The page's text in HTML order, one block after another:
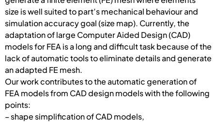
size is well suited to part’s mechanical behaviour and
simulation accuracy goal (size map). Currently, the
adaptation of large Computer Aided Design (CAD)
models for FEA is a long and difficult task because of the
lack of automatic tools to eliminate details and generate
an adapted FE mesh.
Our work contributes to the automatic generation of
FEA models from CAD design models with the following
points:
– shape simplification of CAD models,